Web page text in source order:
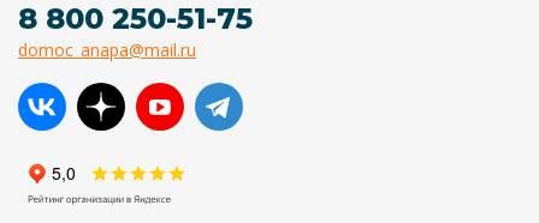
8 800 250-51-75
domoc_anapa@mail.ru